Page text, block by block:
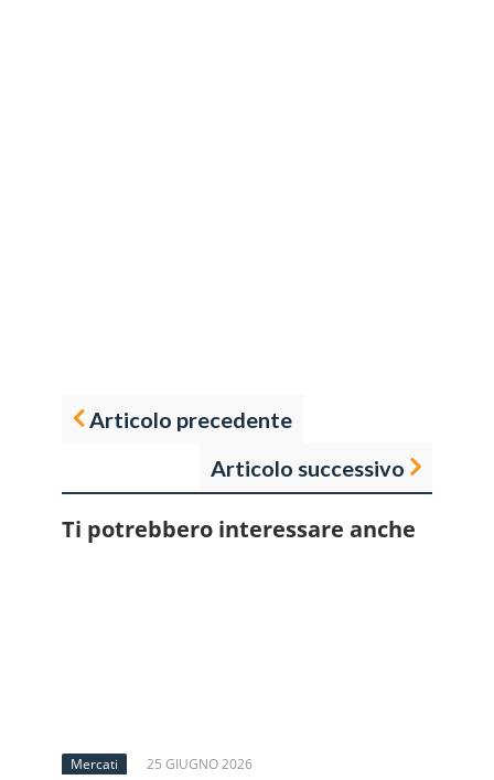
Articolo precedente
Articolo successivo
Ti potrebbero interessare anche
Mercati 25 GIUGNO 2026